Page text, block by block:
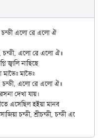
চন্ডী এলো রে এলো ঐ
চন্ডী, এলো রে এলো ঐ॥
নাছিছে
মাভৈঃ মাভৈঃ
চন্ডী, এলো রে এলো ঐ॥
দেখা যায়।
এসেছিল হইয়া মানব